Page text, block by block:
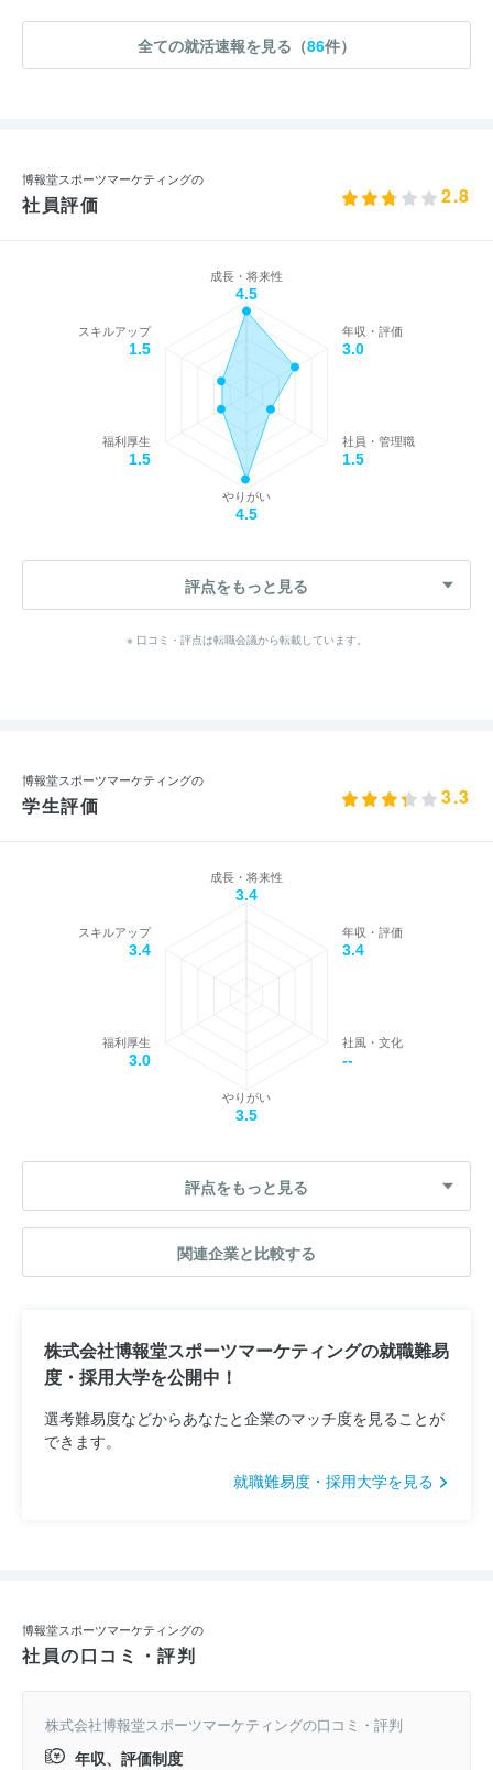
全ての就活速報を見る（86件）
博報堂スポーツマーケティングの
社員評価 2.8
成長・将来性
4.5
年収・評価
3.0
社員・管理職
1.5
やりがい
4.5
福利厚生
1.5
スキルアップ
1.5
評点をもっと見る
※ 口コミ・評点は転職会議から転載しています。
博報堂スポーツマーケティングの
学生評価 3.3
成長・将来性
3.4
年収・評価
3.4
社風・文化
--
やりがい
3.5
福利厚生
3.0
スキルアップ
3.4
評点をもっと見る
関連企業と比較する
株式会社博報堂スポーツマーケティングの就職難易
度・採用大学を公開中！
選考難易度などからあなたと企業のマッチ度を見ることが
できます。
就職難易度・採用大学を見る
博報堂スポーツマーケティングの
社員の口コミ・評判
株式会社博報堂スポーツマーケティングの口コミ・評判
年収、評価制度